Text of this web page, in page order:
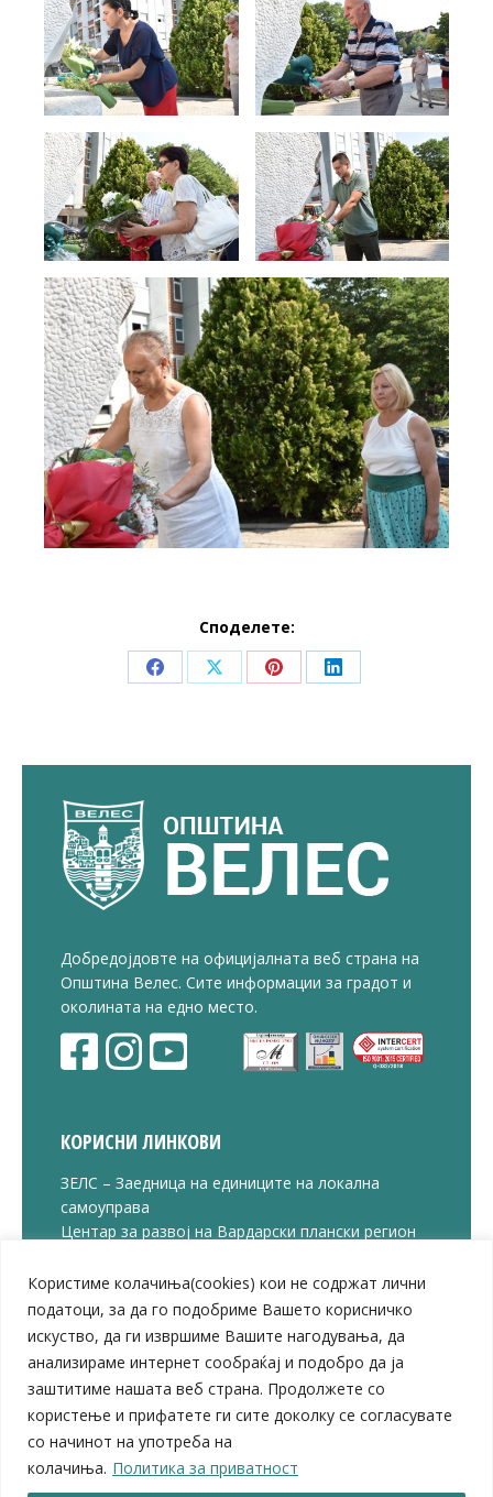
Користиме колачиња(cookies) кои не содржат лични
податоци, за да го подобриме Вашето корисничко
искуство, да ги извршиме Вашите нагодувања, да
анализираме интернет сообраќај и подобро да ја
заштитиме нашата веб страна. Продолжете со
користење и прифатете ги сите доколку се согласувате
со начинот на употреба на
колачиња. Политика за приватност
Споделете:
Share Share Share Share
Добредојдовте на официјалната веб страна на
Општина Велес. Сите информации за градот и
околината на едно место.
КОРИСНИ ЛИНКОВИ
ЗЕЛС – Заедница на единиците на локална
самоуправа
Центар за развој на Вардарски плански регион
ЈПССО „Парк – спорт и паркинзи“
ЛБ „Гоце Делчев“
ЛУ „Народен Музеј“
Влада на Република Северна Македонија
Собрание на Република Северна Македонија
Министерство за финансии
Министерство за транспорт
Министерство за локална самоуправа
Министерство за дигитална трансформација